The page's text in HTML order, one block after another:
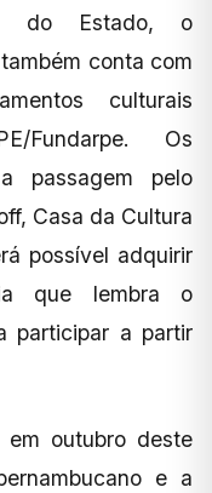
do Estado, o
conta com
culturais
Fundarpe. Os
passagem pelo
Casa da Cultura
possível adquirir
que lembra o
participar a partir
outubro deste
e a